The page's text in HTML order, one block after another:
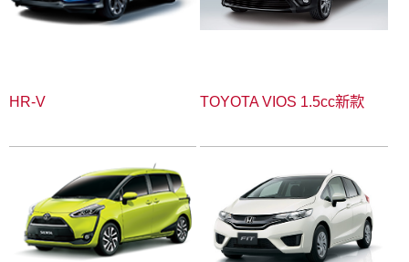
HR-V TOYOTA VIOS 1.5cc新款